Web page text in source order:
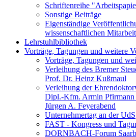
Schriftenreihe
Sonstige Beiträge
Eigenständige
wissenschaftlichen
Lehrstuhlbibliothek
Vorträge, Tagungen und weitere
Vorträge, Tagungen und
Verleihung des Bremer
Prof. Dr. Heinz Kußmaul
Verleihung der
Dipl.-Kfm. Armin
Jürgen A. Feyerabend
Unternehmertag an der UdS
FAST - Kongress und
DORNBACH-Forum